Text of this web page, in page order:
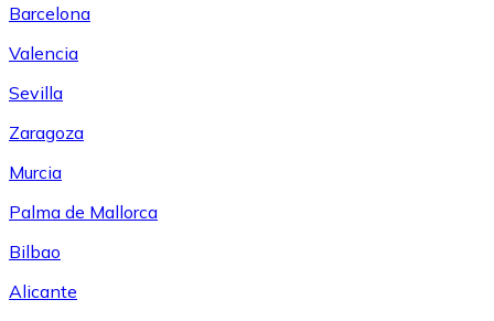
Barcelona
Valencia
Sevilla
Zaragoza
Murcia
Palma de Mallorca
Bilbao
Alicante